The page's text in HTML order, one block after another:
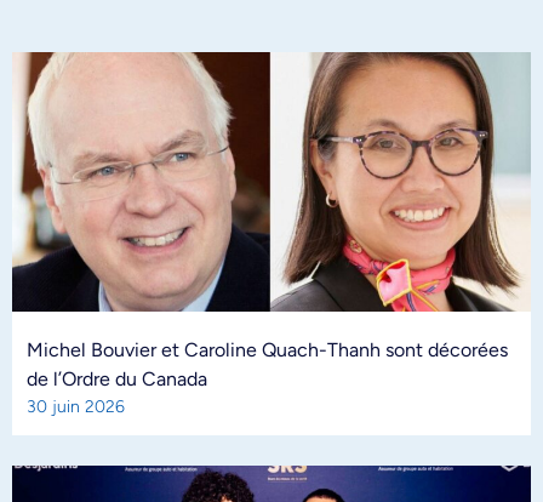
Michel Bouvier et Caroline Quach-Thanh sont décorées
de l’Ordre du Canada
30 juin 2026